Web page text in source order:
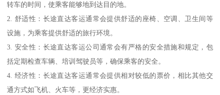
转车的时间，使乘客能够地到达目的地。
2. 舒适性：长途直达客运通常会提供舒适的座椅、空调、卫生间等
设施，为乘客提供舒适的旅行环境。
3. 安全性：长途直达客运公司通常会有严格的安全措施和规定，包
括定期检查车辆、培训驾驶员等，确保乘客的安全。
4. 经济性：长途直达客运通常会提供相对较低的票价，相比其他交
通方式如飞机、火车等，更经济实惠。